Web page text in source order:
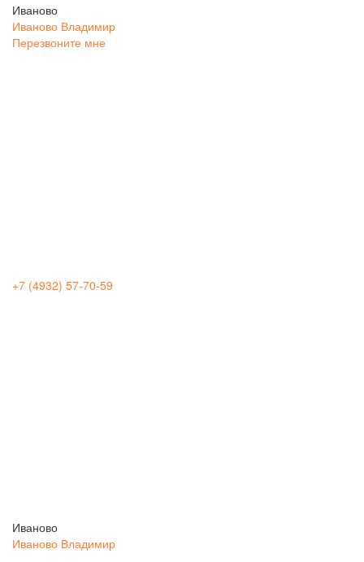
Иваново
Иваново Владимир
Перезвоните мне
+7 (4932) 57-70-59
Иваново
Иваново Владимир